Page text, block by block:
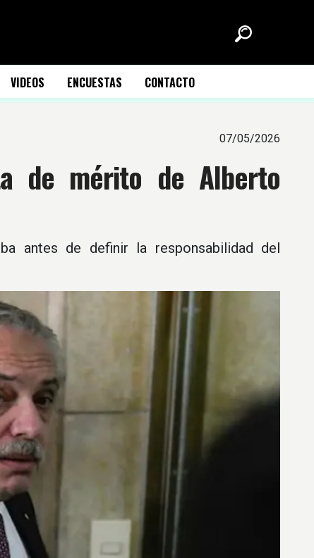
VIDEOS ENCUESTAS CONTACTO
07/05/2026
de mérito de Alberto
antes de definir la responsabilidad del